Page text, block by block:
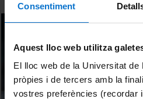
Consentiment
Aquest lloc web utilitza
El lloc web de la Universitat de
pròpies i de tercers amb la
vostres preferències (recordar